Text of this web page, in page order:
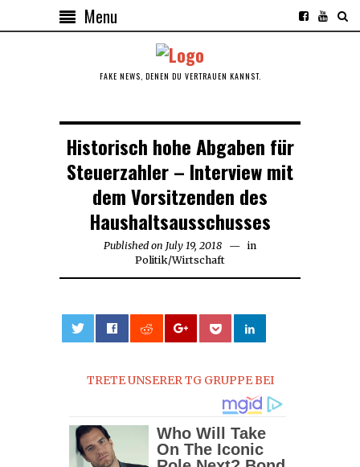
Menu
FAKE NEWS, DENEN DU VERTRAUEN KANNST.
Historisch hohe Abgaben für
Steuerzahler – Interview mit
dem Vorsitzenden des
Haushaltsausschusses
Published on July 19, 2018 July
19,
in
Politik/Wirtschaft
TRETE UNSERER TG GRUPPE BEI